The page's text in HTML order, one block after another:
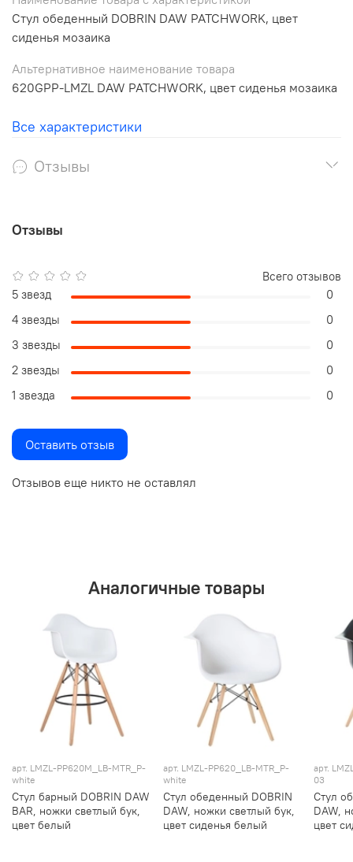
Стул обеденный DOBRIN DAW PATCHWORK, цвет
сиденья мозаика
Альтернативное наименование товара
620GPP-LMZL DAW PATCHWORK, цвет сиденья мозаика
Все характеристики
Отзывы
Отзывы
Отзывов еще никто не оставлял
Всего отзывов
5 звезд
0
4 звезды
0
3 звезды
0
2 звезды
0
1 звезда
0
Оставить отзыв
Аналогичные товары
арт. LMZL-PP620M_LB-MTR_P-
white
Стул барный DOBRIN DAW
BAR, ножки светлый бук,
цвет белый
арт. LMZL-PP620_LB-MTR_P-
white
Стул обеденный DOBRIN
DAW, ножки светлый бук,
цвет сиденья белый
арт.
03
Стул
DAW,
цвет